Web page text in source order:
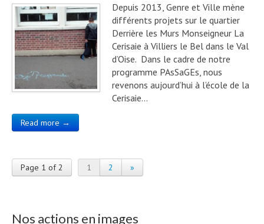
Depuis 2013, Genre et Ville mène
différents projets sur le quartier
Derrière les Murs Monseigneur La
Cerisaie à Villiers le Bel dans le Val
d’Oise. Dans le cadre de notre
programme PAsSaGEs, nous
revenons aujourd’hui à l’école de la
Cerisaie…
Read more →
Page 1 of 2 1 2 »
Nos actions en images